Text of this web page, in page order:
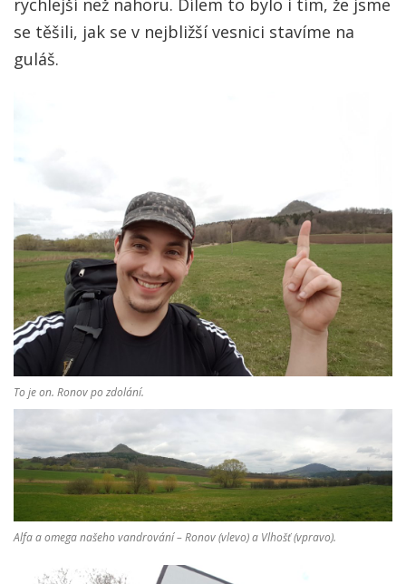
rychlejší než nahoru. Dílem to bylo i tím, že jsme
se těšili, jak se v nejbližší vesnici stavíme na
guláš.
To je on. Ronov po zdolání.
Alfa a omega našeho vandrování – Ronov (vlevo) a Vlhošť (vpravo).